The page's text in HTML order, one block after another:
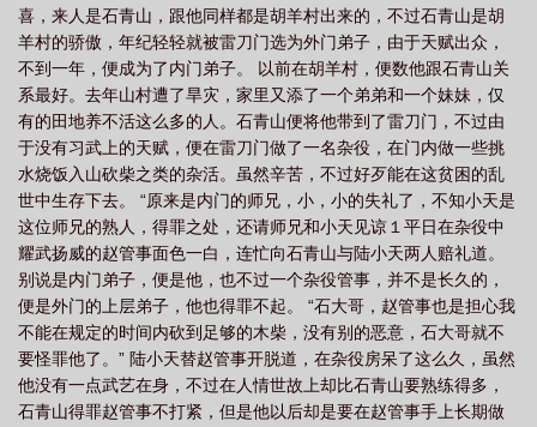
喜，来人是石青山，跟他同样都是胡羊村出来的，不过石青山是胡
羊村的骄傲，年纪轻轻就被雷刀门选为外门弟子，由于天赋出众，
不到一年，便成为了内门弟子。 以前在胡羊村，便数他跟石青山关
系最好。去年山村遭了旱灾，家里又添了一个弟弟和一个妹妹，仅
有的田地养不活这么多的人。石青山便将他带到了雷刀门，不过由
于没有习武上的天赋，便在雷刀门做了一名杂役，在门内做一些挑
水烧饭入山砍柴之类的杂活。虽然辛苦，不过好歹能在这贫困的乱
世中生存下去。 “原来是内门的师兄，小，小的失礼了，不知小天是
这位师兄的熟人，得罪之处，还请师兄和小天见谅１平日在杂役中
耀武扬威的赵管事面色一白，连忙向石青山与陆小天两人赔礼道。
别说是内门弟子，便是他，也不过一个杂役管事，并不是长久的，
便是外门的上层弟子，他也得罪不起。 “石大哥，赵管事也是担心我
不能在规定的时间内砍到足够的木柴，没有别的恶意，石大哥就不
要怪罪他了。” 陆小天替赵管事开脱道，在杂役房呆了这么久，虽然
他没有一点武艺在身，不过在人情世故上却比石青山要熟练得多，
石青山得罪赵管事不打紧，但是他以后却是要在赵管事手上长期做